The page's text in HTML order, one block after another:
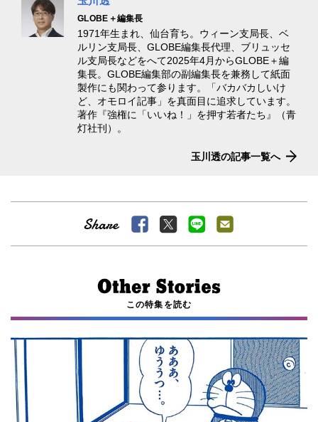
GLOBE＋編集長
1971年生まれ、仙台育ち。ウィーン支局長、ベ
ルリン支局長、GLOBE編集長代理、ブリュッセ
ル支局長などをへて2025年4月からGLOBE＋編
集長。GLOBE編集部の副編集長を兼務して紙面
製作にも関わって参ります。「バカバカしいけ
ど、オモロイ記事」を真面目に追求しています。
著作『強権に「いいね！」を押す若者たち』（青
灯社刊）。
玉川透の記事一覧へ
この特集を読む